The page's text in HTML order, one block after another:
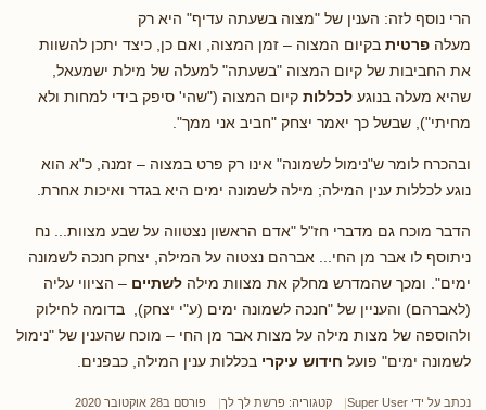
הרי נוסף לזה: הענין של "מצוה בשעתה עדיף" היא רק
מעלה פרטית בקיום המצוה – זמן המצוה, ואם כן, כיצד יתכן להשוות
את החביבות של קיום המצוה "בשעתה" למעלה של מילת ישמעאל,
שהיא מעלה בנוגע לכללות קיום המצוה ("שהי' סיפק בידי למחות ולא
מחיתי"), שבשל כך יאמר יצחק "חביב אני ממך".
ובהכרח לומר ש"נימול לשמונה" אינו רק פרט במצוה – זמנה, כ"א הוא
נוגע לכללות ענין המילה; מילה לשמונה ימים היא בגדר ואיכות אחרת.
הדבר מוכח גם מדברי חז"ל "אדם הראשון נצטווה על שבע מצוות... נח
ניתוסף לו אבר מן החי... אברהם נצטוה על המילה, יצחק חנכה לשמונה
ימים". ומכך שהמדרש מחלק את מצוות מילה לשתיים – הציווי עליה
(לאברהם) והעניין של "חנכה לשמונה ימים (ע"י יצחק), בדומה לחילוק
ולהוספה של מצות מילה על מצות אבר מן החי – מוכח שהענין של "נימול
לשמונה ימים" פועל חידוש עיקרי בכללות ענין המילה, כבפנים.
נכתב על ידי Super User קטגוריה: פרשת לך לך
פורסם ב28 אוקטובר 2020